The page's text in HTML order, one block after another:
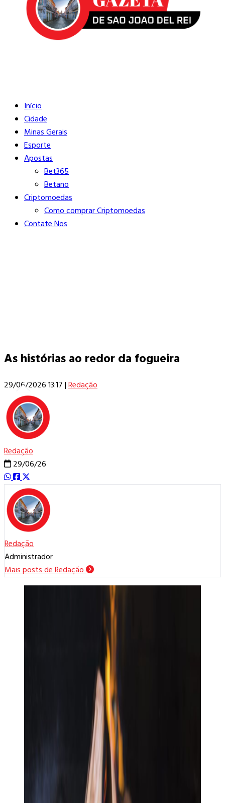
Buscar
Início
Cidade
Minas Gerais
Esporte
Apostas
Bet365
Betano
Criptomoedas
Como comprar Criptomoedas
Contate Nos
As histórias ao redor da fogueira
29/06/2026 13:17|Redação
Redação
29/06/26
Redação
Administrador
Mais posts de Redação